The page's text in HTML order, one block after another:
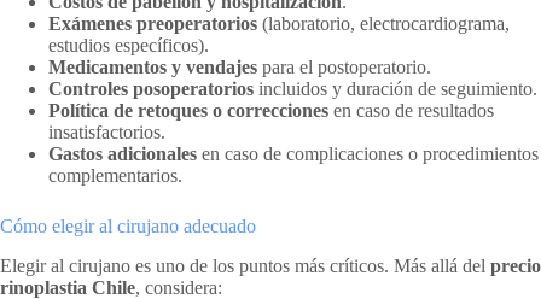
Exámenes preoperatorios (laboratorio, electrocardiograma,
estudios específicos).
Medicamentos y vendajes para el postoperatorio.
Controles posoperatorios incluidos y duración de seguimiento.
Política de retoques o correcciones en caso de resultados
insatisfactorios.
Gastos adicionales en caso de complicaciones o procedimientos
complementarios.
Cómo elegir al cirujano adecuado
Elegir al cirujano es uno de los puntos más críticos. Más allá del precio
rinoplastia Chile, considera: